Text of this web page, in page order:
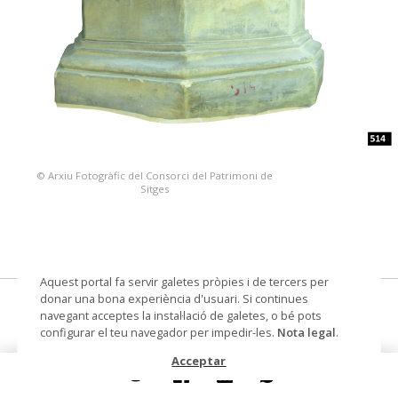
© Arxiu Fotogràfic del Consorci del Patrimoni de
Sitges
peanya
Col·lecció Col. Dr. Jesús Pérez-Rosales
Aquest portal fa servir galetes pròpies i de tercers per
donar una bona experiència d'usuari. Si continues
navegant acceptes la instal·lació de galetes, o bé pots
configurar el teu navegador per impedir-les. Nota legal.
Acceptar